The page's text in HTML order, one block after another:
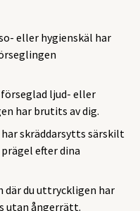
eller hygienskäl har
ljud- eller
har brutits av dig.
skräddarsytts särskilt
efter dina
du uttryckligen har
utan ångerrätt.